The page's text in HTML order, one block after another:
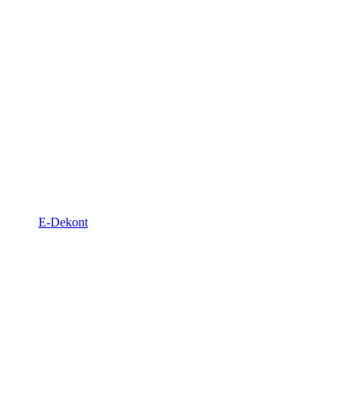
E-Dekont